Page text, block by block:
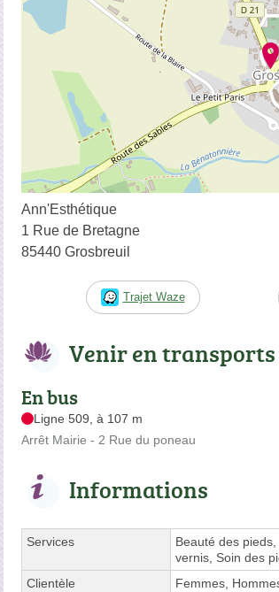
Ann'Esthétique
1 Rue de Bretagne
85440 Grosbreuil
Trajet Waze
Venir en transports
En bus
Ligne 509, à 107 m
Arrêt Mairie - 2 Rue du poneau
Informations
Services
Beauté des
vernis, Soin des
Clientèle
Femmes,